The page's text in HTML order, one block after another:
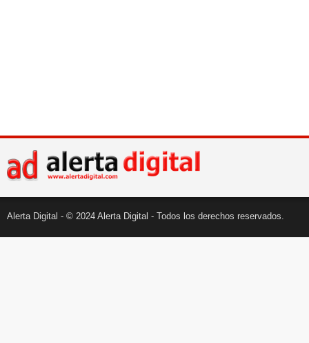
Alerta Digital - © 2024 Alerta Digital - Todos los derechos reservados.